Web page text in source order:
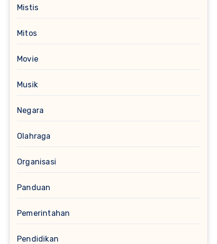
Mistis
Mitos
Movie
Musik
Negara
Olahraga
Organisasi
Panduan
Pemerintahan
Pendidikan